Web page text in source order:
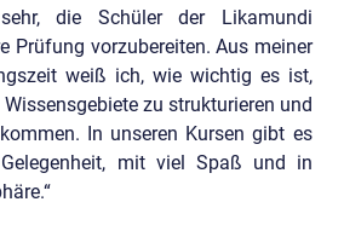
die Schüler der Likamundi
Prüfung vorzubereiten. Aus meiner
weiß ich, wie wichtig es ist,
zu strukturieren und
In unseren Kursen gibt es
mit viel Spaß und in